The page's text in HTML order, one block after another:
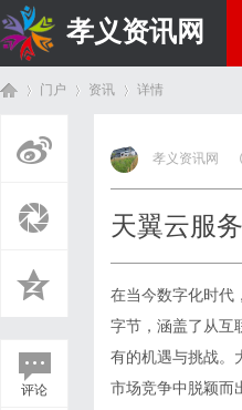
孝义资讯网
门户 资讯
›
详情
评论
孝义资讯网
天翼云服
在当今数字化时代
字节，涵盖了从互
有的机遇与挑战。
市场竞争中脱颖而